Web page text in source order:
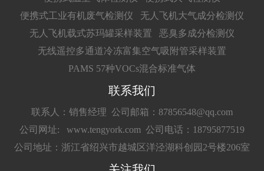
便携式工业有机废气检测仪
无人飞机大气成分检测仪
无人飞机载式苏玛罐采样装置
恶臭多成分检测仪
无线遥控多通道冷冻富集空气吸附管采样装置
PAMS 57种VOCs混合标准气体
联系我们
联系人：销售经理 公司邮箱：87856548@qq.com
公司网址: www.tengyork.com 公司电话：18795877519
公司地址：浙江省绍兴市越城区洋泾湖科创园2号楼206室